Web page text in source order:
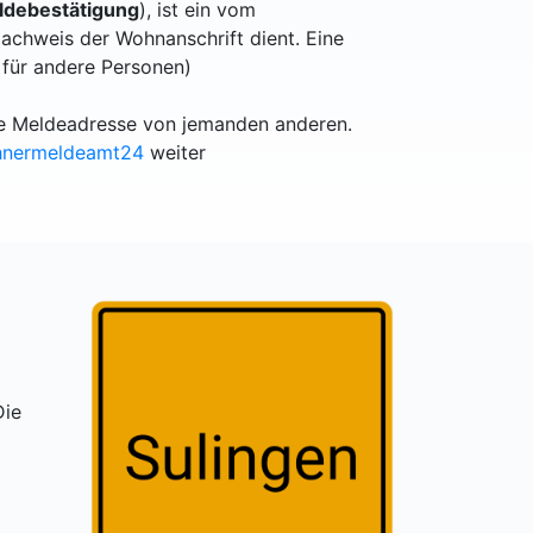
), ist ein vom
der Wohnanschrift dient. Eine
andere Personen)
von jemanden anderen.
weiter